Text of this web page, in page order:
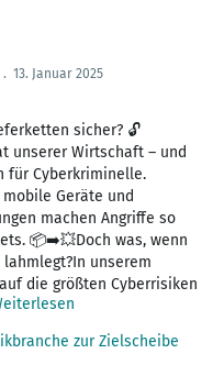
. 13. Januar 2025
sicher? 🔓
unserer Wirtschaft – und
für Cyberkriminelle.
Geräte und
machen Angriffe so
📦➡️💥Doch was, wenn
unserem
die größten Cyberrisiken